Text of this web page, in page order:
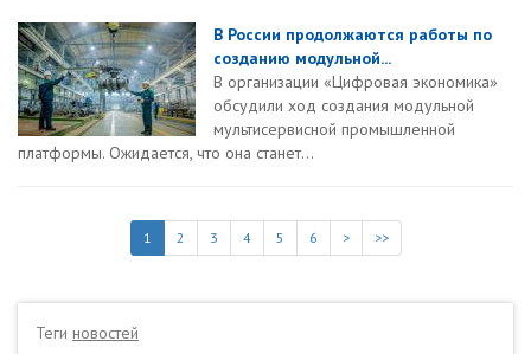
В России продолжаются работы по
созданию модульной...
В организации «Цифровая экономика»
обсудили ход создания модульной
мультисервисной промышленной
платформы. Ожидается, что она станет...
1 2 3 4 5 6 > >>
Теги новостей